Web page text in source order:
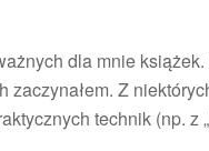
dla mnie
zaczynałem. Z
technik (np. z